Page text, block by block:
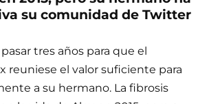
su comunidad de Twitter
tres años para que el
reuniese el valor suficiente para
a su hermano. La fibrosis